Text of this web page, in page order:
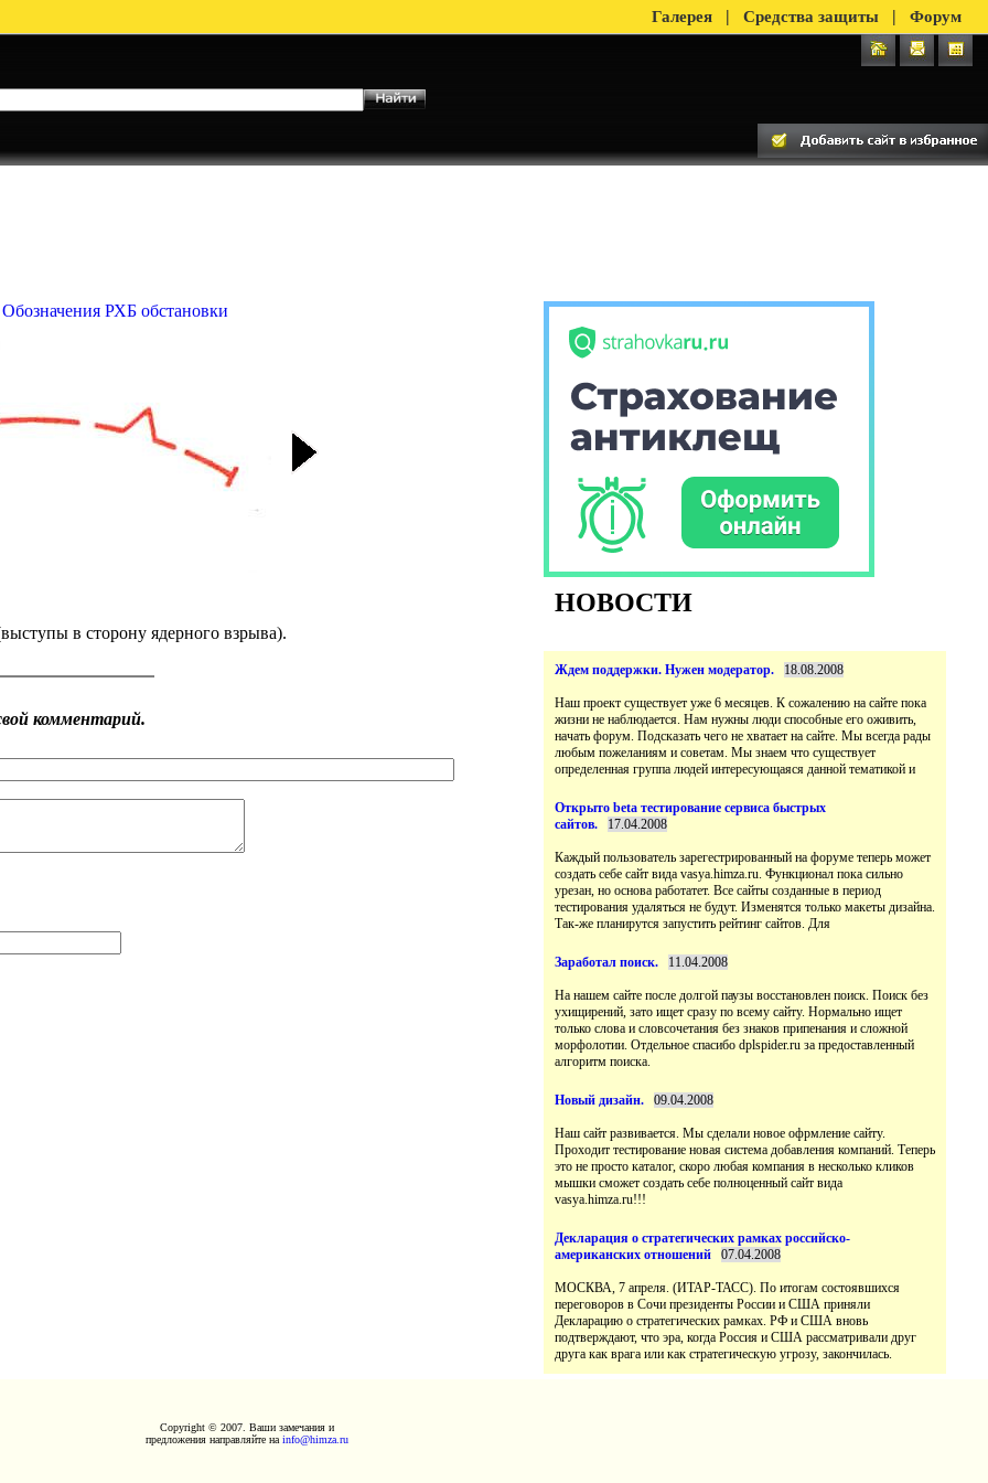
Галерея | Средства защиты | Форум
НОВОСТИ
Наш проект существует уже 6 месяцев. К сожалению на сайте пока
жизни не наблюдается. Нам нужны люди способные его оживить,
начать форум. Подсказать чего не хватает на сайте. Мы всегда рады
любым пожеланиям и советам. Мы знаем что существует
Открыто beta тестирование сервиса быстрых
Каждый пользователь зарегестрированный на форуме теперь может
создать себе сайт вида vasya.himza.ru. Функционал пока сильно
урезан, но основа работатет. Все сайты созданные в период
тестирования удаляться не будут. Изменятся только макеты дизайна.
На нашем сайте после долгой паузы восстановлен поиск. Поиск без
ухищирений, зато ищет сразу по всему сайту. Нормально ищет
только слова и словсочетания без знаков припенания и сложной
морфолотии. Отдельное спасибо dplspider.ru за предоставленный
Наш сайт развивается. Мы сделали новое офрмление сайту.
Проходит тестирование новая система добавления компаний. Теперь
это не просто каталог, скоро любая компания в несколько кликов
мышки сможет создать себе полноценный сайт вида
vasya.himza.ru!!!
МОСКВА, 7 апреля. (ИТАР-ТАСС). По итогам состоявшихся
переговоров в Сочи президенты России и США приняли
Декларацию о стратегических рамках. РФ и США вновь
подтверждают, что эра, когда Россия и США рассматривали друг
Copyright © 2007. Ваши замечания и
предложения направляйте на